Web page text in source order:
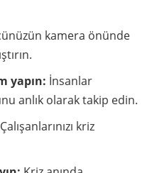
kamera önünde
yapın: İnsanlar
anlık olarak takip edin.
Çalışanlarınızı kriz